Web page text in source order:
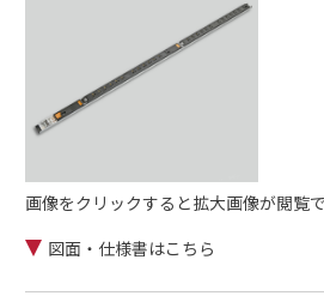
画像をクリックすると拡大画像が閲覧で
図面・仕様書はこちら